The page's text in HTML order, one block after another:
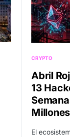
CRYPTO
Abril
13
El